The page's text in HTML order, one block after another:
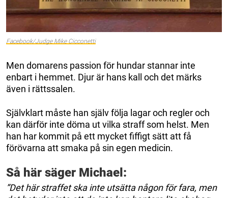
Facebook/Judge Mike Cicconetti
Men domarens passion för hundar stannar inte
enbart i hemmet. Djur är hans kall och det märks
även i rättssalen.
Självklart måste han själv följa lagar och regler och
kan därför inte döma ut vilka straff som helst. Men
han har kommit på ett mycket fiffigt sätt att få
förövarna att smaka på sin egen medicin.
Så här säger Michael:
”Det här straffet ska inte utsätta någon för fara, men